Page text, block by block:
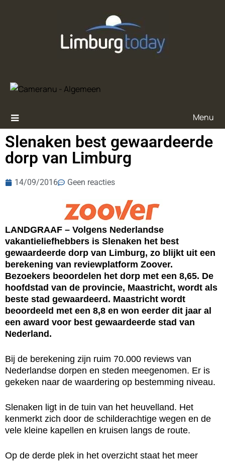
Menu
Slenaken best gewaardeerde
dorp van Limburg
14/09/2016 Geen reacties
LANDGRAAF – Volgens Nederlandse
vakantieliefhebbers is Slenaken het best
gewaardeerde dorp van Limburg, zo blijkt uit een
berekening van reviewplatform Zoover.
Bezoekers beoordelen het dorp met een 8,65. De
hoofdstad van de provincie, Maastricht, wordt als
beste stad gewaardeerd. Maastricht wordt
beoordeeld met een 8,8 en won eerder dit jaar al
een award voor best gewaardeerde stad van
Nederland.
Bij de berekening zijn ruim 70.000 reviews van
Nederlandse dorpen en steden meegenomen. Er is
gekeken naar de waardering op bestemming niveau.
Slenaken ligt in de tuin van het heuvelland. Het
kenmerkt zich door de schilderachtige wegen en de
vele kleine kapellen en kruisen langs de route.
Op de derde plek in het overzicht staat het meer